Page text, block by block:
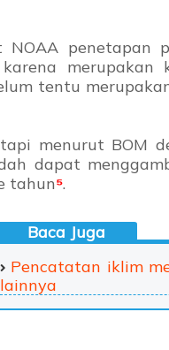
NOAA
merupakan
tentu
menurut BOM
dapat
tahun⁵.
Pencatatan iklim
lainnya